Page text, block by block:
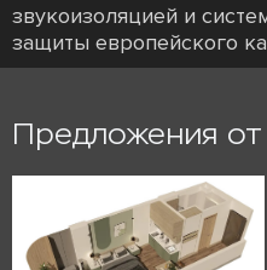
звукоизоляцией и
защиты европейского
Предложения